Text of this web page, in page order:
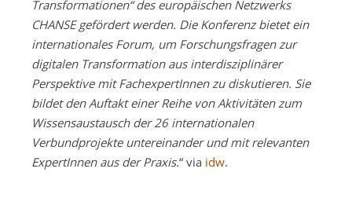
Transformationen“ des europäischen Netzwerks
CHANSE gefördert werden. Die Konferenz bietet ein
internationales Forum, um Forschungsfragen zur
digitalen Transformation aus interdisziplinärer
Perspektive mit FachexpertInnen zu diskutieren. Sie
bildet den Auftakt einer Reihe von Aktivitäten zum
Wissensaustausch der 26 internationalen
Verbundprojekte untereinander und mit relevanten
ExpertInnen aus der Praxis.“ via idw.